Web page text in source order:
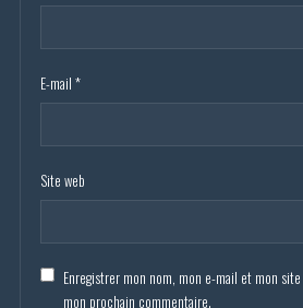
E-mail *
Site web
Enregistrer mon nom, mon e-mail et mon
mon prochain commentaire.